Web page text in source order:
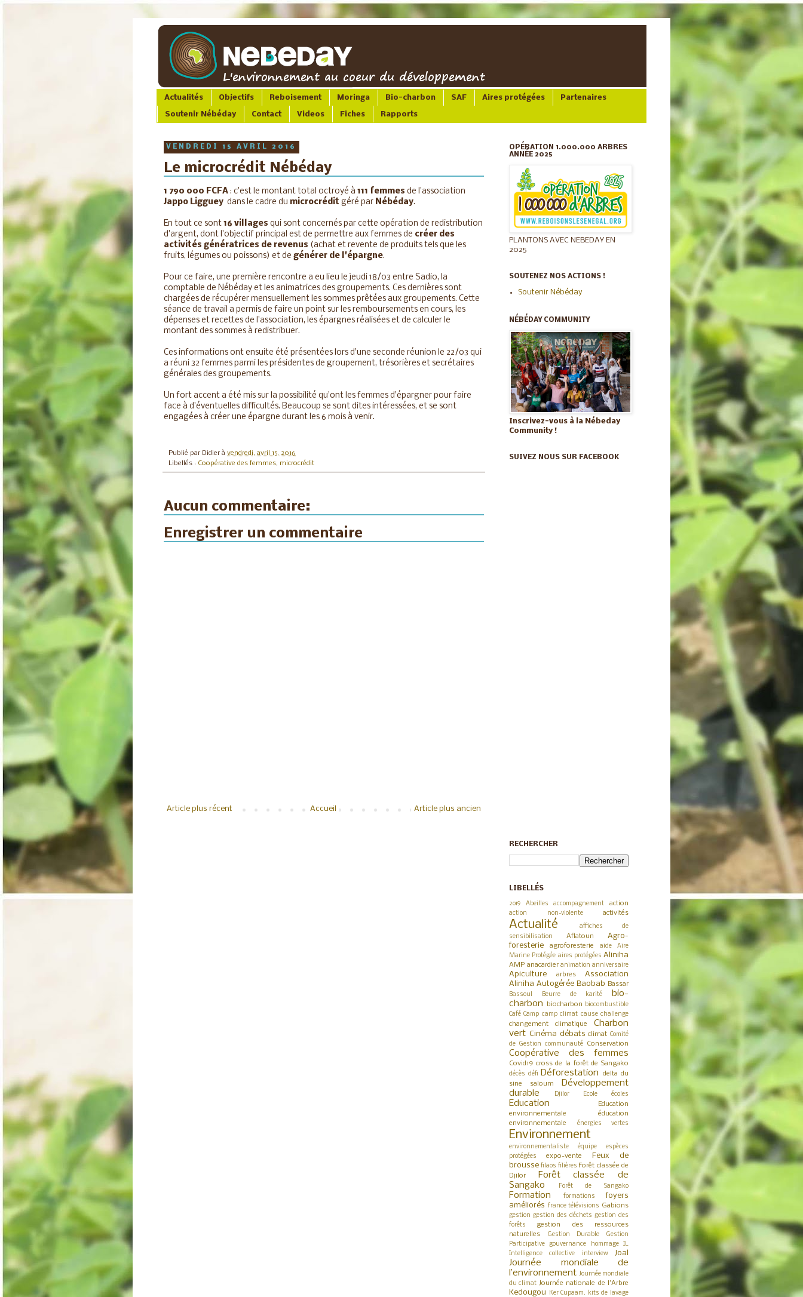
Actualités Objectifs Reboisement Moringa Bio-charbon SAF Aires protégées Partenaires
Soutenir Nébéday Contact Videos Fiches Rapports
VENDREDI 15 AVRIL 2016
Le microcrédit Nébéday
1 790 000 FCFA : c'est le montant total octroyé à 111 femmes de l'association
Jappo Ligguey dans le cadre du microcrédit géré par Nébéday.
En tout ce sont 16 villages qui sont concernés par cette opération de redistribution
d'argent, dont l'objectif principal est de permettre aux femmes de créer des
activités génératrices de revenus (achat et revente de produits tels que les
fruits, légumes ou poissons) et de générer de l'épargne.
Pour ce faire, une première rencontre a eu lieu le jeudi 18/03 entre Sadio, la
comptable de Nébéday et les animatrices des groupements. Ces dernières sont
chargées de récupérer mensuellement les sommes prêtées aux groupements. Cette
séance de travail a permis de faire un point sur les remboursements en cours, les
dépenses et recettes de l'association, les épargnes réalisées et de calculer le
montant des sommes à redistribuer.
Ces informations ont ensuite été présentées lors d'une seconde réunion le 22/03 qui
a réuni 32 femmes parmi les présidentes de groupement, trésorières et secrétaires
générales des groupements.
Un fort accent a été mis sur la possibilité qu'ont les femmes d'épargner pour faire
face à d'éventuelles difficultés. Beaucoup se sont dites intéressées, et se sont
engagées à créer une épargne durant les 6 mois à venir.
Publié par Didier à vendredi, avril 15, 2016
Libellés : Coopérative des femmes, microcrédit
Aucun commentaire:
Enregistrer un commentaire
Article plus récent Article plus ancien
Accueil
OPÉRATION 1.000.000 ARBRES
ANNÉE 2025
PLANTONS AVEC NEBEDAY EN
2025
SOUTENEZ NOS ACTIONS !
Soutenir Nébéday
NÉBÉDAY COMMUNITY
Inscrivez-vous à la Nébeday
Community !
SUIVEZ NOUS SUR FACEBOOK
RECHERCHER
LIBELLÉS
2019 Abeilles accompagnement action
action non-violente activités
Actualité
affiches de
sensibilisation
Aflatoun
Agro-
foresterie
agroforesterie aide
Aire
Marine Protégée aires protégées Aliniha
AMP anacardier animation anniversaire
Apiculture arbres
Association
Aliniha Autogérée Baobab Bassar
Bassoul Beurre de karité
bio-
charbon
biocharbon biocombustible
Café Camp camp climat cause challenge
changement climatique
Charbon
vert Cinéma débats climat Comité
de Gestion
communauté Conservation
Coopérative des femmes
Covid19 cross de la forêt de Sangako
décès défi Déforestation
delta du
sine saloum
Développement
durable
Djilor Ecole écoles
Education
Education
environnementale
éducation
environnementale
énergies vertes
Environnement
environnementaliste équipe
espèces
protégées
expo-vente
Feux de
brousse filaos filières Forêt classée de
Djilor
Forêt classée de
Sangako
Forêt de Sangako
Formation formations
foyers
améliorés france télévisions Gabions
gestion gestion des déchets gestion des
forêts
gestion des ressources
naturelles
Gestion Durable
Gestion
Participative
gouvernance hommage
IL
Intelligence collective
interview Joal
Journée mondiale de
l’environnement Journée mondiale
du climat Journée nationale de l'Arbre
Kedougou Ker Cupaam.
kits de lavage